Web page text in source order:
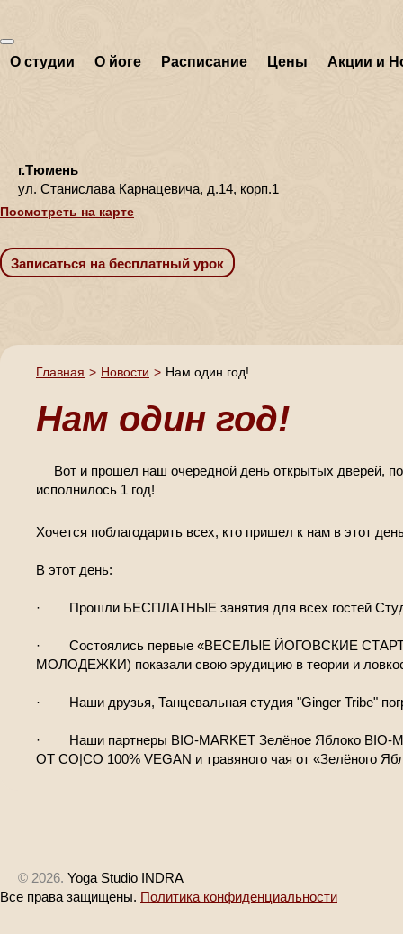
О студии О йоге Расписание Цены Акции и
г.Тюмень
ул. Станислава Карнацевича, д.14, корп.1
Посмотреть на карте
Главная > Новости > Нам один год!
Нам один год!
Вот и прошел наш очередной день открытых дверей,
исполнилось 1 год!
Хочется поблагодарить всех, кто пришел к нам в этот
В этот день:
· Прошли БЕСПЛАТНЫЕ занятия для всех гостей
· Состоялись первые «ВЕСЕЛЫЕ ЙОГОВСКИЕ
МОЛОДЕЖКИ) показали свою эрудицию в теории и
· Наши друзья, Танцевальная студия "Ginger Tribe"
· Наши партнеры BIO-MARKET Зелёное Яблоко BIO-
ОТ CO|CO 100% VEGAN и травяного чая от «Зелёного
© 2026. Yoga Studio INDRA
Все права защищены. Политика конфиденциальности